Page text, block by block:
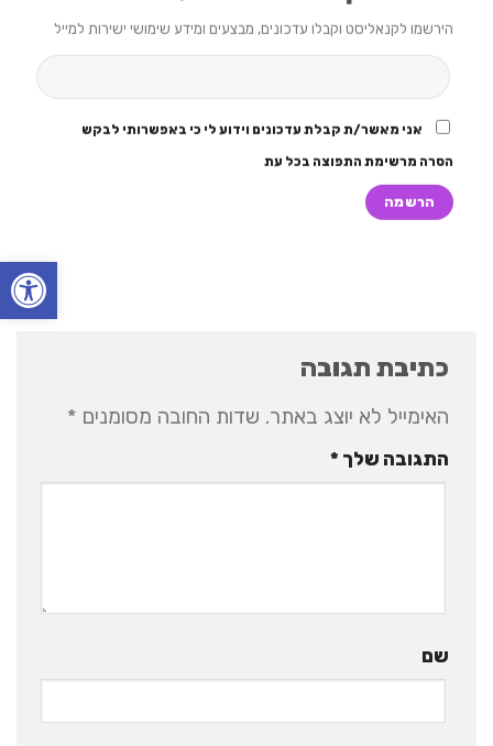
פתח
הירשמו לקנאליסט וקבלו עדכונים, מבצעים ומידע שימושי ישירות למייל
אני מאשר/ת קבלת עדכונים וידוע לי כי באפשרותי לבקש
הסרה מרשימת התפוצה בכל עת
כתיבת תגובה
האימייל לא יוצג באתר. שדות החובה מסומנים *
התגובה שלך *
שם